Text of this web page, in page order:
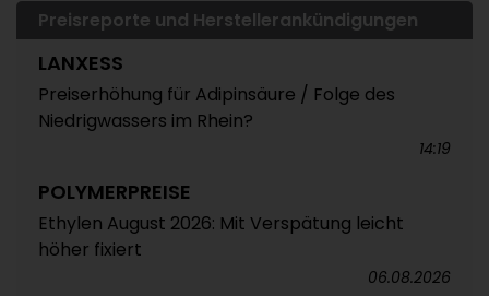
Preisreporte und Herstellerankündigungen
LANXESS
Preiserhöhung für Adipinsäure / Folge des
Niedrigwassers im Rhein?
14:19
POLYMERPREISE
Ethylen August 2026: Mit Verspätung leicht
höher fixiert
06.08.2026